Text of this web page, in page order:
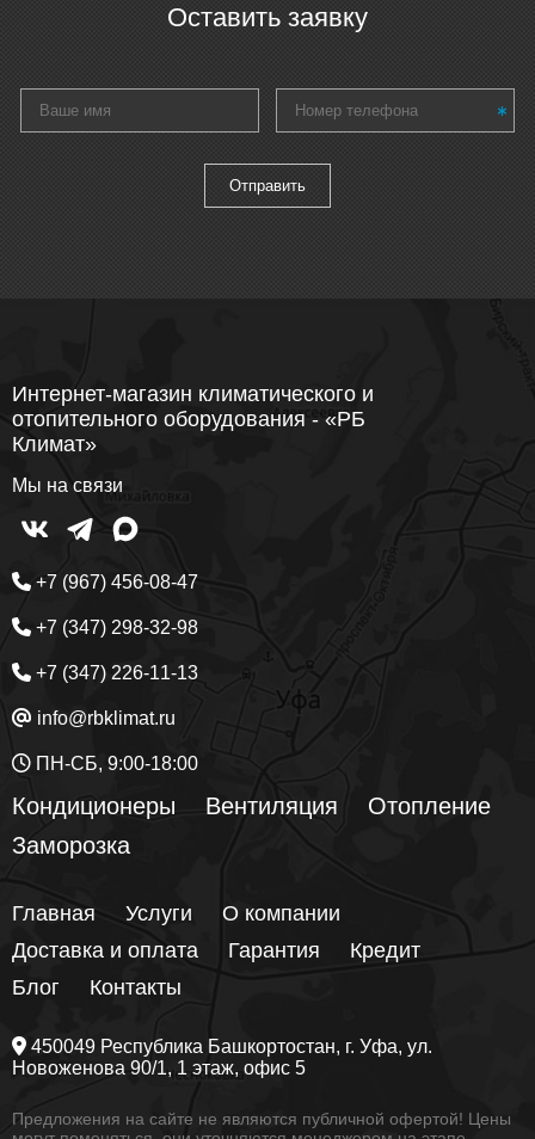
Оставить заявку
Интернет-магазин климатического и
отопительного оборудования - «РБ
Климат»
Мы на связи
+7 (967) 456-08-47
+7 (347) 298-32-98
+7 (347) 226-11-13
info@rbklimat.ru
ПН-СБ, 9:00-18:00
Кондиционеры Вентиляция
Отопление
Заморозка
Главная Услуги
О компании
Доставка и оплата
Гарантия
Кредит
Блог
Контакты
450049 Республика Башкортостан, г. Уфа, ул.
Новоженова 90/1, 1 этаж, офис 5
Предложения на сайте не являются публичной офертой! Цены